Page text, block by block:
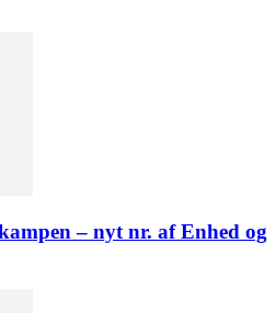
– nyt nr. af Enhed og